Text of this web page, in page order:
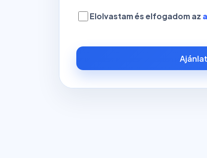
Elolvastam és elfogadom az